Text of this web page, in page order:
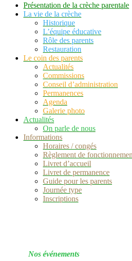
Présentation de la crèche parentale
La vie de la crèche
Historique
L’équipe éducative
Rôle des parents
Restauration
Le coin des parents
Actualités
Commissions
Conseil d’administration
Permanences
Agenda
Galerie photo
Actualités
On parle de nous
Informations
Horaires / congés
Règlement de
Livret d’accueil
Livret de permanence
Guide pour les parents
Journée type
Inscriptions
Nos événements